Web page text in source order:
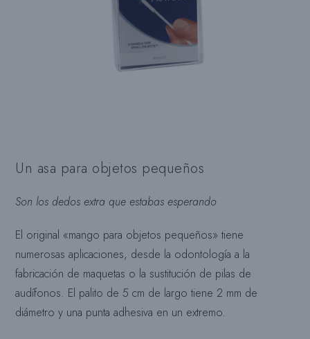
Un asa para objetos pequeños
Son los dedos extra que estabas esperando
El original «mango para objetos pequeños» tiene
numerosas aplicaciones, desde la odontología a la
fabricación de maquetas o la sustitución de pilas de
audífonos. El palito de 5 cm de largo tiene 2 mm de
diámetro y una punta adhesiva en un extremo.